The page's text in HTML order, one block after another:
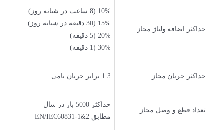
حداکثر اضافه ولتاژ مجاز
10% (8 ساعت در شبانه روز)
15% (30 دقیقه در شبانه روز)
20% (5 دقیقه)
30% (1 دقیقه)
حداکثر جریان مجاز 1.3 برابر جریان نامی
تعداد قطع و وصل مجاز
حداکثر 5000 بار در سال
مطابق EN/IEC60831-1&2